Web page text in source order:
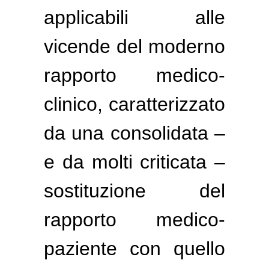
applicabili alle
vicende del moderno
rapporto medico-
clinico, caratterizzato
da una consolidata –
e da molti criticata –
sostituzione del
rapporto medico-
paziente con quello